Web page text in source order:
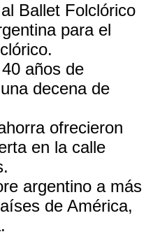
Ballet Folclórico
para el
años de
decena de
ofrecieron
en la calle
argentino a más
de América,